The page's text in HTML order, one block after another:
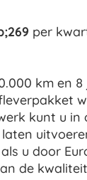
per
km en
kunt u in
u door
de